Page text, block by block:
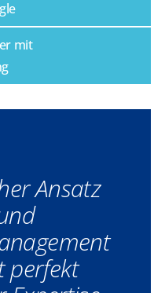
mit
Ansatz
perfekt